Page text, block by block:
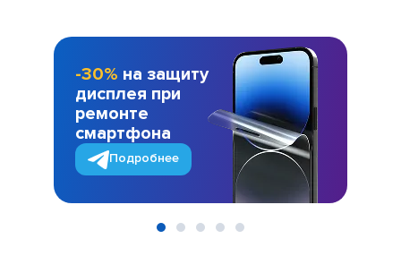
-30% на защиту
дисплея при
ремонте
смартфона
Подробнее